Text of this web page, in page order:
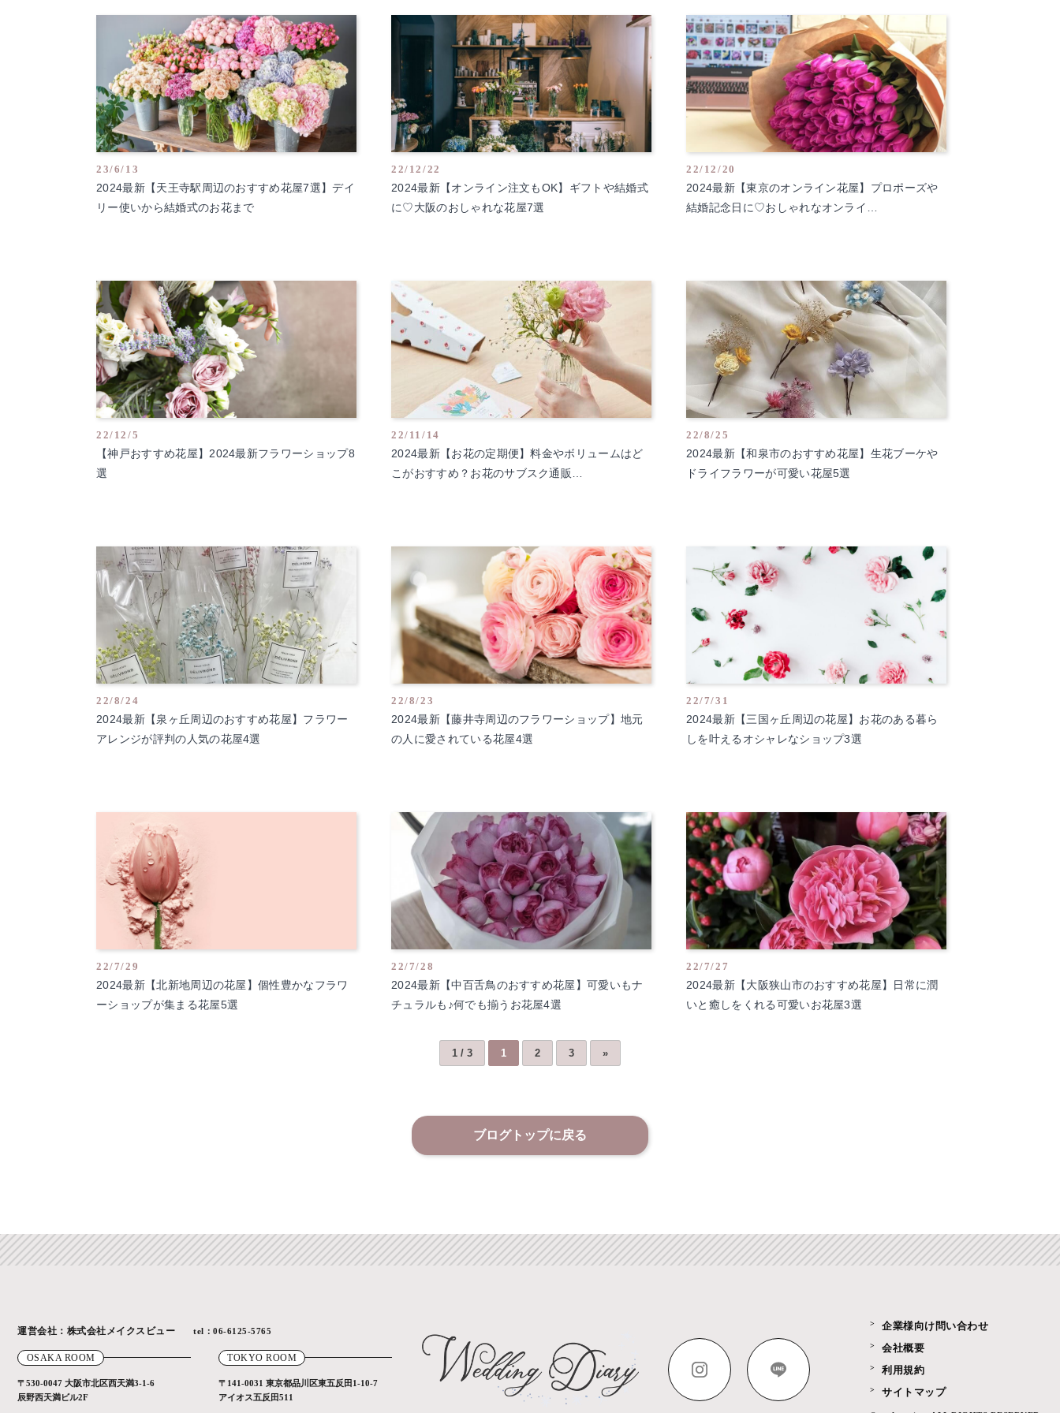
23/6/13
2024最新【天王寺駅周辺のおすすめ花屋7選】デイ
リー使いから結婚式のお花まで
22/12/22
2024最新【オンライン注文もOK】ギフトや結婚式
に♡大阪のおしゃれな花屋7選
22/12/20
2024最新【東京のオンライン花屋】プロポーズや
結婚記念日に♡おしゃれなオンライ…
22/12/5
【神戸おすすめ花屋】2024最新フラワーショップ8
選
22/11/14
2024最新【お花の定期便】料金やボリュームはど
こがおすすめ？お花のサブスク通販…
22/8/25
2024最新【和泉市のおすすめ花屋】生花ブーケや
ドライフラワーが可愛い花屋5選
22/8/24
2024最新【泉ヶ丘周辺のおすすめ花屋】フラワー
アレンジが評判の人気の花屋4選
22/8/23
2024最新【藤井寺周辺のフラワーショップ】地元
の人に愛されている花屋4選
22/7/31
2024最新【三国ヶ丘周辺の花屋】お花のある暮ら
しを叶えるオシャレなショップ3選
22/7/29
2024最新【北新地周辺の花屋】個性豊かなフラワ
ーショップが集まる花屋5選
22/7/28
2024最新【中百舌鳥のおすすめ花屋】可愛いもナ
チュラルも♪何でも揃うお花屋4選
22/7/27
2024最新【大阪狭山市のおすすめ花屋】日常に潤
いと癒しをくれる可愛いお花屋3選
1 / 3 1 2 3 »
ブログトップに戻る
運営会社：株式会社メイクスビュー tel：06-6125-5765
OSAKA ROOM
〒530-0047 大阪市北区西天満3-1-6
辰野西天満ビル2F
TOKYO ROOM
〒141-0031 東京都品川区東五反田1-10-7
アイオス五反田511
企業様向け問い合わせ
会社概要
利用規約
サイトマップ